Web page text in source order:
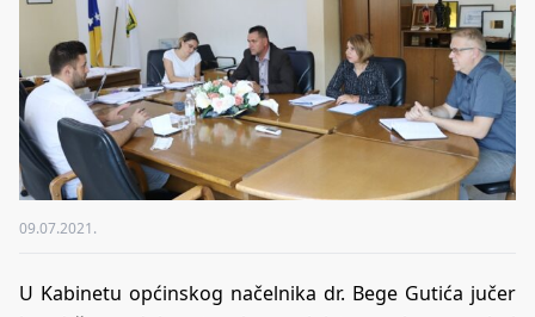
09.07.2021.
U Kabinetu općinskog načelnika dr. Bege Gutića jučer